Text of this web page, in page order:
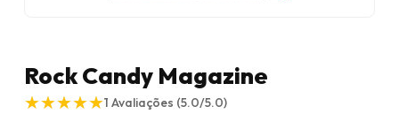
Rock Candy Magazine
★
★★
★★
★★
★★
★1 Avaliações (5.0/5.0)